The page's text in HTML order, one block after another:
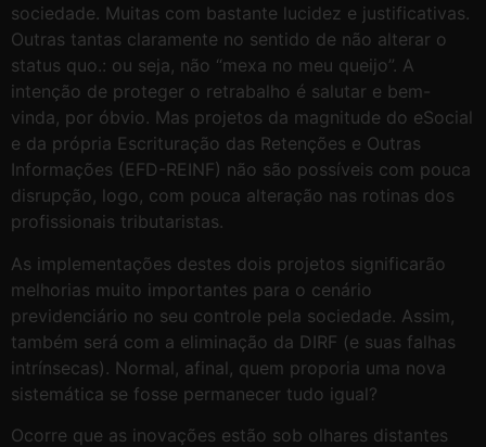
sociedade. Muitas com bastante lucidez e justificativas.
Outras tantas claramente no sentido de não alterar o
status quo.: ou seja, não “mexa no meu queijo”. A
intenção de proteger o retrabalho é salutar e bem-
vinda, por óbvio. Mas projetos da magnitude do eSocial
e da própria Escrituração das Retenções e Outras
Informações (EFD-REINF) não são possíveis com pouca
disrupção, logo, com pouca alteração nas rotinas dos
profissionais tributaristas.
As implementações destes dois projetos significarão
melhorias muito importantes para o cenário
previdenciário no seu controle pela sociedade. Assim,
também será com a eliminação da DIRF (e suas falhas
intrínsecas). Normal, afinal, quem proporia uma nova
sistemática se fosse permanecer tudo igual?
Ocorre que as inovações estão sob olhares distantes